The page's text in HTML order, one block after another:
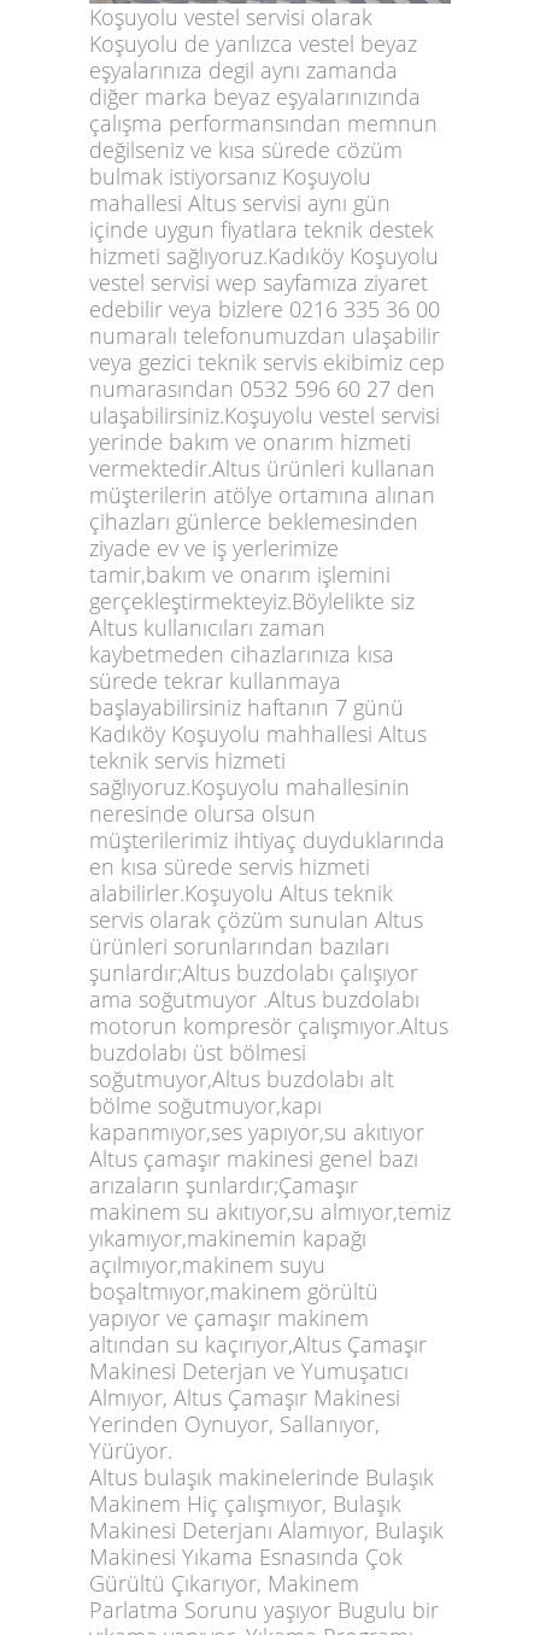
Koşuyolu vestel servisi olarak
Koşuyolu de yanlızca vestel beyaz
eşyalarınıza degil aynı zamanda
diğer marka beyaz eşyalarınızında
çalışma performansından memnun
değilseniz ve kısa sürede cözüm
bulmak istiyorsanız Koşuyolu
mahallesi Altus servisi aynı gün
içinde uygun fiyatlara teknik destek
hizmeti sağlıyoruz.Kadıköy Koşuyolu
vestel servisi wep sayfamıza ziyaret
edebilir veya bizlere 0216 335 36 00
numaralı telefonumuzdan ulaşabilir
veya gezici teknik servis ekibimiz cep
numarasından 0532 596 60 27 den
ulaşabilirsiniz.Koşuyolu vestel servisi
yerinde bakım ve onarım hizmeti
vermektedir.Altus ürünleri kullanan
müşterilerin atölye ortamına alınan
çihazları günlerce beklemesinden
ziyade ev ve iş yerlerimize
tamir,bakım ve onarım işlemini
gerçekleştirmekteyiz.Böylelikte siz
Altus kullanıcıları zaman
kaybetmeden cihazlarınıza kısa
sürede tekrar kullanmaya
başlayabilirsiniz haftanın 7 günü
Kadıköy Koşuyolu mahhallesi Altus
teknik servis hizmeti
sağlıyoruz.Koşuyolu mahallesinin
neresinde olursa olsun
müşterilerimiz ihtiyaç duyduklarında
en kısa sürede servis hizmeti
alabilirler.Koşuyolu Altus teknik
servis olarak çözüm sunulan Altus
ürünleri sorunlarından bazıları
şunlardır;Altus buzdolabı çalışıyor
ama soğutmuyor .Altus buzdolabı
motorun kompresör çalışmıyor.Altus
buzdolabı üst bölmesi
soğutmuyor,Altus buzdolabı alt
bölme soğutmuyor,kapı
kapanmıyor,ses yapıyor,su akıtıyor
Altus çamaşır makinesi genel bazı
arızaların şunlardır;Çamaşır
makinem su akıtıyor,su almıyor,temiz
yıkamıyor,makinemin kapağı
açılmıyor,makinem suyu
boşaltmıyor,makinem görültü
yapıyor ve çamaşır makinem
altından su kaçırıyor,Altus Çamaşır
Makinesi Deterjan ve Yumuşatıcı
Almıyor, Altus Çamaşır Makinesi
Yerinden Oynuyor, Sallanıyor,
Yürüyor.
Altus bulaşık makinelerinde Bulaşık
Makinem Hiç çalışmıyor, Bulaşık
Makinesi Deterjanı Alamıyor, Bulaşık
Makinesi Yıkama Esnasında Çok
Gürültü Çıkarıyor, Makinem
Parlatma Sorunu yaşıyor Bugulu bir